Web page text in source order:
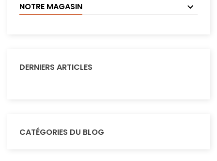
NOTRE MAGASIN
DERNIERS ARTICLES
CATÉGORIES DU BLOG